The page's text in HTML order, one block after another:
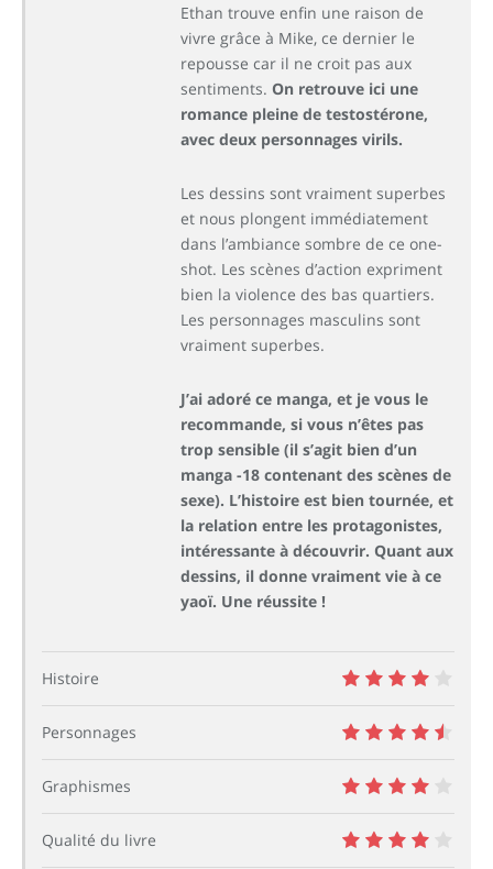
Ethan trouve enfin une raison de
vivre grâce à Mike, ce dernier le
repousse car il ne croit pas aux
sentiments. On retrouve ici une
romance pleine de testostérone,
avec deux personnages virils.
Les dessins sont vraiment superbes
et nous plongent immédiatement
dans l’ambiance sombre de ce one-
shot. Les scènes d’action expriment
bien la violence des bas quartiers.
Les personnages masculins sont
vraiment superbes.
J’ai adoré ce manga, et je vous le
recommande, si vous n’êtes pas
trop sensible (il s’agit bien d’un
manga -18 contenant des scènes de
sexe). L’histoire est bien tournée, et
la relation entre les protagonistes,
intéressante à découvrir. Quant aux
dessins, il donne vraiment vie à ce
yaoï. Une réussite !
Histoire
Personnages
Graphismes
Qualité du livre